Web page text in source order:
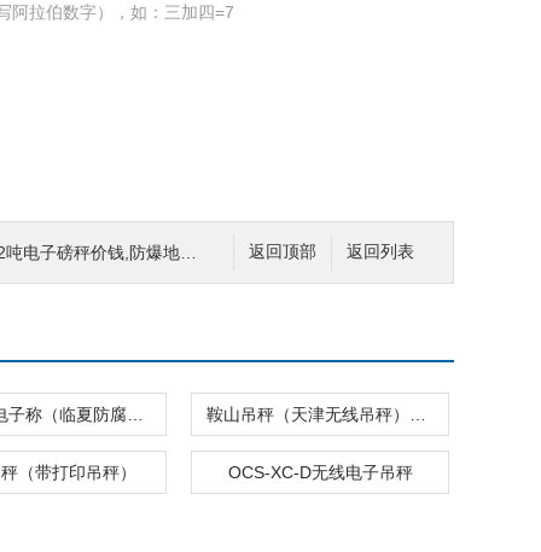
阿拉伯数字），如：三加四=7
返回列表
返回顶部
电子磅秤价钱,防爆地磅2T
（带打印吊秤） OCS-XC-D无线电子吊秤